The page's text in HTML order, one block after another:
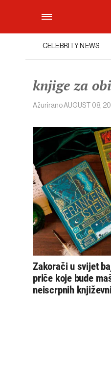
CELEBRITY NEWS
knjige za
AžuriranoAUGUST 08,
Zakorači u svijet
priče koje bude
neiscrpnih